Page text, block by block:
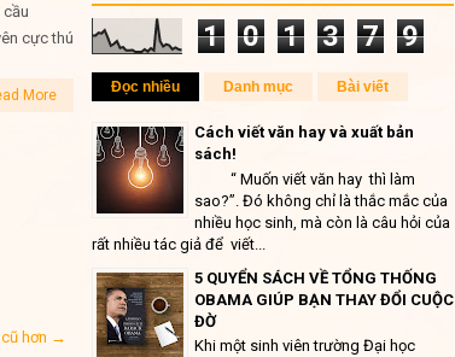
cực thú
More
hơn →
1 0 1 3 7 9
Đọc nhiều Danh mục Bài viết
Cách viết văn hay và xuất bản
sách!
“ Muốn viết văn hay thì làm
sao?”. Đó không chỉ là thắc mắc của
nhiều học sinh, mà còn là câu hỏi của
rất nhiều tác giả để viết...
5 QUYỂN SÁCH VỀ TỔNG THỐNG
OBAMA GIÚP BẠN THAY ĐỔI CUỘC
ĐỜ
Khi một sinh viên trường Đại học